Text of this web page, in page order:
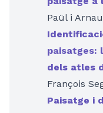
Paül i
paisatges:
dels atles
François
Paisatge i